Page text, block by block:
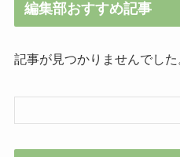
編集部おすすめ記事
記事が見つかりませんでした